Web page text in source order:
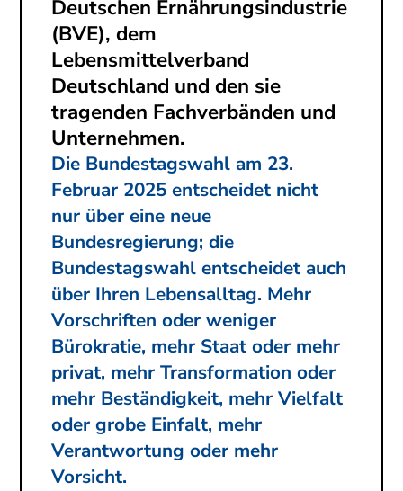
Deutschen Ernährungsindustrie
(BVE), dem
Lebensmittelverband
Deutschland und den sie
tragenden Fachverbänden und
Unternehmen.
Die Bundestagswahl am 23.
Februar 2025 entscheidet nicht
nur über eine neue
Bundesregierung; die
Bundestagswahl entscheidet auch
über Ihren Lebensalltag. Mehr
Vorschriften oder weniger
Bürokratie, mehr Staat oder mehr
privat, mehr Transformation oder
mehr Beständigkeit, mehr Vielfalt
oder grobe Einfalt, mehr
Verantwortung oder mehr
Vorsicht.